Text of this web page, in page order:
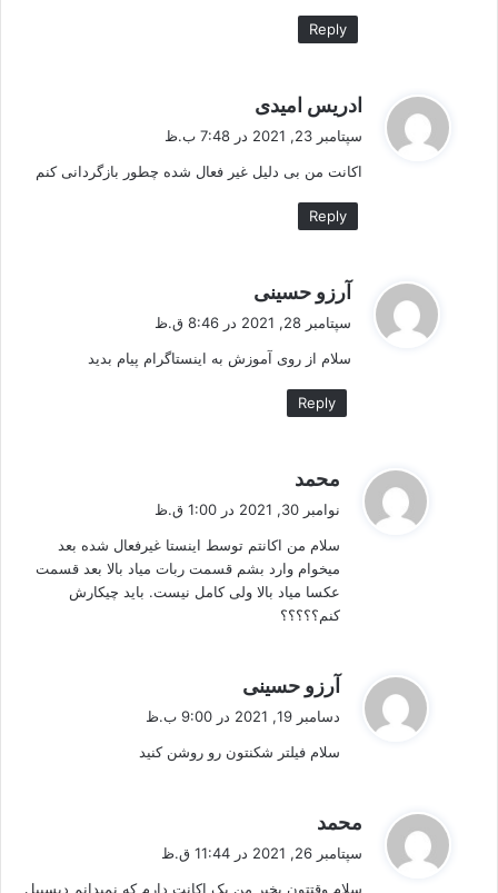
Reply
ادریس امیدی
:
سپتامبر 23, 2021 در 7:48 ب.ظ
اکانت من بی دلیل غیر فعال شده چطور بازگردانی کنم
Reply
آرزو حسینی
ف
:
سپتامبر 28, 2021 در 8:46 ق.ظ
سلام از روی آموزش به اینستاگرام پیام بدید
Reply
محمد
ف
:
نوامبر 30, 2021 در 1:00 ق.ظ
سلام من اکانتم توسط اینستا غیرفعال شده بعد
میخوام وارد بشم قسمت ربات میاد بالا بعد قسمت
عکسا میاد بالا ولی کامل نیست. باید چیکارش
کنم؟؟؟؟؟
آرزو حسینی
ف
:
دسامبر 19, 2021 در 9:00 ب.ظ
سلام فیلتر شکنتون رو روشن کنید
محمد
ف
سپتامبر 26, 2021 در 11:44 ق.ظ
سلام وقتتون بخیر من یک اکانت دارم که نمیدانم دیسیبل